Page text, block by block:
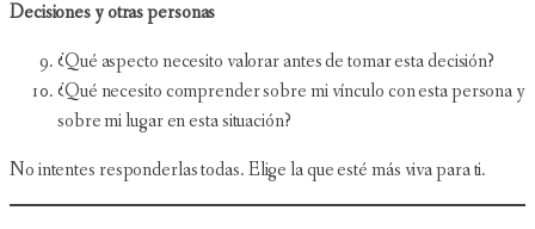
Decisiones y otras personas
¿Qué aspecto necesito valorar antes de tomar esta decisión?
¿Qué necesito comprender sobre mi vínculo con esta persona y
sobre mi lugar en esta situación?
No intentes responderlas todas. Elige la que esté más viva para ti.